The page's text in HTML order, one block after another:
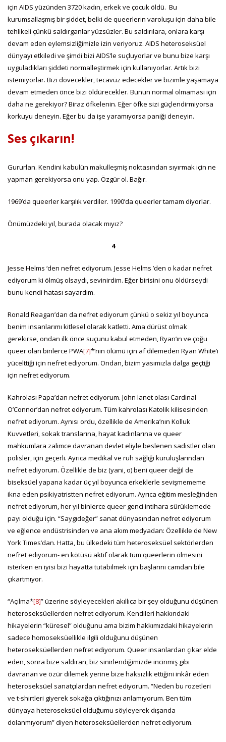
için AIDS yüzünden 3720 kadın, erkek ve çocuk öldü. Bu
kurumsallaşmış bir şiddet, belki de queerlerin varoluşu için daha bile
tehlikeli çünkü saldırganlar yüzsüzler. Bu saldırılara, onlara karşı
devam eden eylemsizliğimizle izin veriyoruz. AIDS heteroseksüel
dünyayı etkiledi ve şimdi bizi AIDS’le suçluyorlar ve bunu bize karşı
uyguladıkları şiddeti normalleştirmek için kullanıyorlar. Artık bizi
istemiyorlar. Bizi dövecekler, tecavüz edecekler ve bizimle yaşamaya
devam etmeden önce bizi öldürecekler. Bunun normal olmaması için
daha ne gerekiyor? Biraz öfkelenin. Eğer öfke sizi güçlendirmiyorsa
korkuyu deneyin. Eğer bu da işe yaramıyorsa paniği deneyin.
Ses çıkarın!
Gururlan. Kendini kabulün makulleşmiş noktasından sıyırmak için ne
yapman gerekiyorsa onu yap. Özgür ol. Bağır.
1969’da queerler karşılık verdiler. 1990’da queerler tamam diyorlar.
Önümüzdeki yıl, burada olacak mıyız?
4
Jesse Helms ‘den nefret ediyorum. Jesse Helms ’den o kadar nefret
ediyorum ki ölmüş olsaydı, sevinirdim. Eğer birisini onu öldürseydi
bunu kendi hatası sayardım.
Ronald Reagan’dan da nefret ediyorum çünkü o sekiz yıl boyunca
benim insanlarımı kitlesel olarak katletti. Ama dürüst olmak
gerekirse, ondan ilk önce suçunu kabul etmeden, Ryan’ın ve çoğu
queer olan binlerce PWA[7]*’nın ölümü için af dilemeden Ryan White’ı
yücelttiği için nefret ediyorum. Ondan, bizim yasımızla dalga geçtiği
için nefret ediyorum.
Kahrolası Papa’dan nefret ediyorum. John lanet olası Cardinal
O’Connor’dan nefret ediyorum. Tüm kahrolası Katolik kilisesinden
nefret ediyorum. Aynısı ordu, özellikle de Amerika’nın Kolluk
Kuvvetleri, sokak translarına, hayat kadınlarına ve queer
mahkumlara zalimce davranan devlet eliyle beslenen sadistler olan
polisler, için geçerli. Ayrıca medikal ve ruh sağlığı kuruluşlarından
nefret ediyorum. Özellikle de biz (yani, o) beni queer değil de
biseksüel yapana kadar üç yıl boyunca erkeklerle sevişmememe
ikna eden psikiyatristten nefret ediyorum. Ayrıca eğitim mesleğinden
nefret ediyorum, her yıl binlerce queer genci intihara sürüklemede
payı olduğu için. “Saygıdeğer” sanat dünyasından nefret ediyorum
ve eğlence endüstrisinden ve ana akım medyadan: Özellikle de New
York Times’dan. Hatta, bu ülkedeki tüm heteroseksüel sektörlerden
nefret ediyorum- en kötüsü aktif olarak tüm queerlerin ölmesini
isterken en iyisi bizi hayatta tutabilmek için başlarını camdan bile
çıkartmıyor.
“Açılma*[8]” üzerine söyleyecekleri akıllıca bir şey olduğunu düşünen
heteroseksüellerden nefret ediyorum. Kendileri hakkındaki
hikayelerin “küresel” olduğunu ama bizim hakkımızdaki hikayelerin
sadece homoseksüellikle ilgili olduğunu düşünen
heteroseksüellerden nefret ediyorum. Queer insanlardan çıkar elde
eden, sonra bize saldıran, biz sinirlendiğimizde incinmiş gibi
davranan ve özür dilemek yerine bize haksızlık ettiğini inkâr eden
heteroseksüel sanatçılardan nefret ediyorum. “Neden bu rozetleri
ve t-shirtleri giyerek sokağa çıktığınızı anlamıyorum. Ben tüm
dünyaya heteroseksüel olduğumu söyleyerek dışarıda
dolanmıyorum” diyen heteroseksüellerden nefret ediyorum.